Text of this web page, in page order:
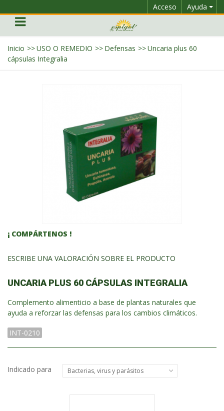
Ayuda
Acceso
Inicio >>USO O REMEDIO >> Defensas >>Uncaria plus 60
cápsulas Integralia
¡ COMPÁRTENOS !
ESCRIBE UNA VALORACIÓN SOBRE EL PRODUCTO
UNCARIA PLUS 60 CÁPSULAS INTEGRALIA
Complemento alimenticio a base de plantas naturales que
ayuda a reforzar las defensas para los cambios climáticos.
INT-0210
Indicado para Bacterias, virus y parásitos